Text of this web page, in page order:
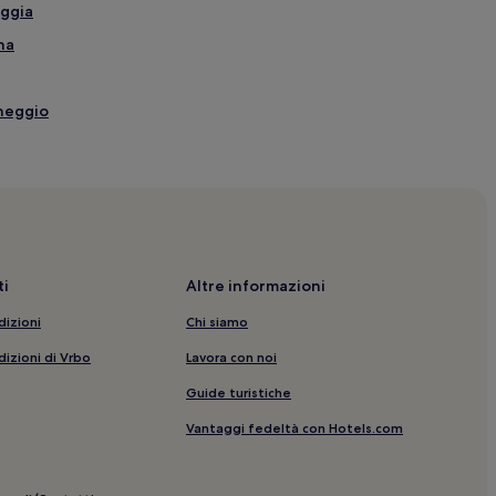
nelle vicinanze
di Vrbo
Altre informazioni
Chi siamo
Lavora con noi
Guide turistiche
Vantaggi fedeltà con Hotels.com